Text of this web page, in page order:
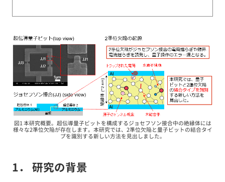
図1 本研究概要。超伝導量子ビットを構成するジョセフソン接合中の絶縁体には
様々な2準位欠陥が存在します。本研究では、2準位欠陥と量子ビットの結合タイ
プを識別する新しい方法を見出しました。
1． 研究の背景